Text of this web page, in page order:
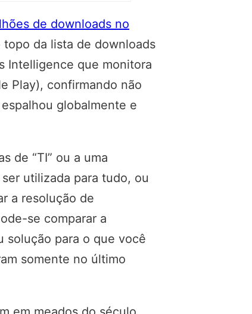
de downloads no
da lista de downloads
Intelligence que monitora
Play), confirmando não
globalmente e
de “TI” ou a uma
utilizada para tudo, ou
a resolução de
se comparar a
solução para o que você
somente no último